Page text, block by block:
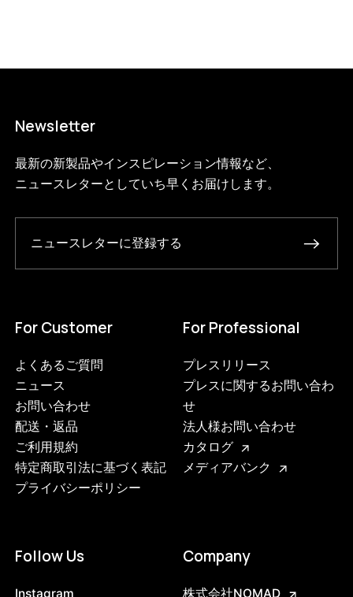
Newsletter
最新の新製品やインスピレーション情報など、
ニュースレターとしていち早くお届けします。
ニュースレターに登録する
For Customer
よくあるご質問
ニュース
お問い合わせ
配送・返品
ご利用規約
特定商取引法に基づく表記
プライバシーポリシー
For Professional
プレスリリース
プレスに関するお問い合わ
せ
法人様お問い合わせ
カタログ
メディアバンク
Follow Us
Instagram
Company
株式会社NOMAD